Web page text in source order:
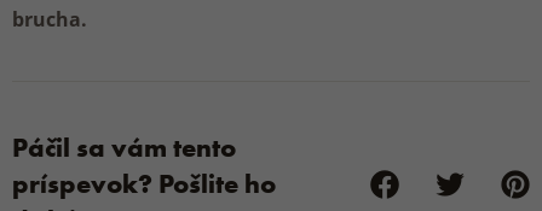
brucha.
Páčil sa vám tento
príspevok? Pošlite ho